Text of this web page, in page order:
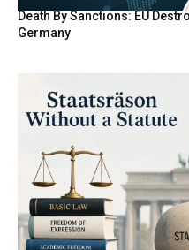
Death By Sanctions: EU
Germany